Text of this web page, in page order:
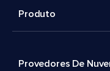
Produto
Provedores De